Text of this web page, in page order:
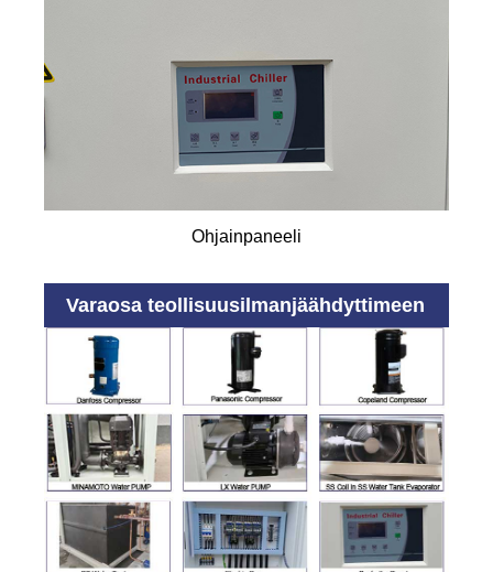
Ohjainpaneeli
Varaosa teollisuusilmanjäähdyttimeen